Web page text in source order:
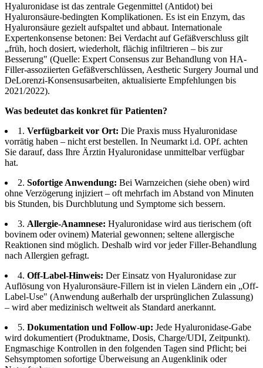
Hyaluronidase ist das zentrale Gegenmittel (Antidot) bei
Hyaluronsäure-bedingten Komplikationen. Es ist ein Enzym, das
Hyaluronsäure gezielt aufspaltet und abbaut. Internationale
Expertenkonsense betonen: Bei Verdacht auf Gefäßverschluss gilt
„früh, hoch dosiert, wiederholt, flächig infiltrieren – bis zur
Besserung" (Quelle: Expert Consensus zur Behandlung von HA-
Filler-assoziierten Gefäßverschlüssen, Aesthetic Surgery Journal und
DeLorenzi-Konsensusarbeiten, aktualisierte Empfehlungen bis
2021/2022).
Was bedeutet das konkret für Patienten?
1. Verfügbarkeit vor Ort: Die Praxis muss Hyaluronidase
vorrätig haben – nicht erst bestellen. In Neumarkt i.d. OPf. achten
Sie darauf, dass Ihre Ärztin Hyaluronidase unmittelbar verfügbar
hat.
2. Sofortige Anwendung: Bei Warnzeichen (siehe oben) wird
ohne Verzögerung injiziert – oft mehrfach im Abstand von Minuten
bis Stunden, bis Durchblutung und Symptome sich bessern.
3. Allergie-Anamnese: Hyaluronidase wird aus tierischem (oft
bovinem oder ovinem) Material gewonnen; seltene allergische
Reaktionen sind möglich. Deshalb wird vor jeder Filler-Behandlung
nach Allergien gefragt.
4. Off-Label-Hinweis: Der Einsatz von Hyaluronidase zur
Auflösung von Hyaluronsäure-Fillern ist in vielen Ländern ein „Off-
Label-Use" (Anwendung außerhalb der ursprünglichen Zulassung)
– wird aber medizinisch weltweit als Standard anerkannt.
5. Dokumentation und Follow-up: Jede Hyaluronidase-Gabe
wird dokumentiert (Produktname, Dosis, Charge/UDI, Zeitpunkt).
Engmaschige Kontrollen in den folgenden Tagen sind Pflicht; bei
Sehsymptomen sofortige Überweisung an Augenklinik oder